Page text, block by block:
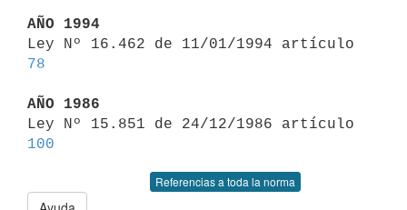
AÑO 1994
78
AÑO 1986
100
Referencias a toda la norma